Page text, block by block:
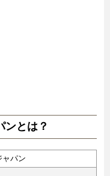
ンとは？
ャパン